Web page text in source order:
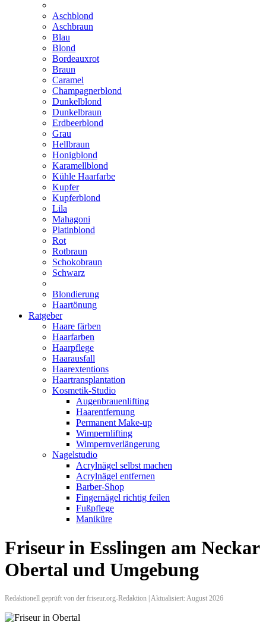
Aschblond
Aschbraun
Blau
Blond
Bordeauxrot
Braun
Caramel
Champagnerblond
Dunkelblond
Dunkelbraun
Erdbeerblond
Grau
Hellbraun
Honigblond
Karamellblond
Kühle Haarfarbe
Kupfer
Kupferblond
Lila
Mahagoni
Platinblond
Rot
Rotbraun
Schokobraun
Schwarz
Blondierung
Haartönung
Ratgeber
Haare färben
Haarfarben
Haarpflege
Haarausfall
Haarextentions
Haartransplantation
Kosmetik-Studio
Augenbrauenlifting
Haarentfernung
Permanent Make-up
Wimpernlifting
Wimpernverlängerung
Nagelstudio
Acrylnägel selbst machen
Acrylnägel entfernen
Barber-Shop
Fingernägel richtig feilen
Fußpflege
Maniküre
Friseur in Esslingen am Neckar
Obertal und Umgebung
Redaktionell geprüft von der friseur.org-Redaktion | Aktualisiert: August 2026